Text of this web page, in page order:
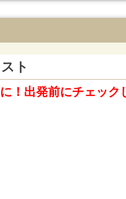
ト
！出発前にチェック